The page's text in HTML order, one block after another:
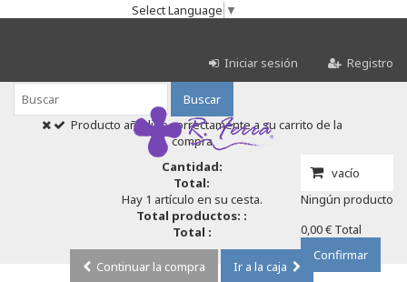
Select Language ▼
Iniciar sesión Registro
Buscar
vacío
Ningún producto
0,00 € Total
Confirmar
Producto añadido correctamente a su carrito de la
compra
Cantidad:
Total:
Hay 1 artículo en su cesta.
Total productos: :
Total :
Continuar la compra
Ir a la caja